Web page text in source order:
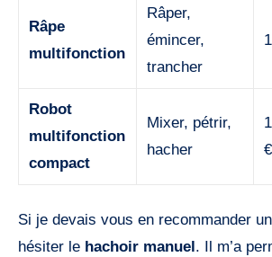
Râpe
multifonction
Râper,
émincer,
trancher
Robot
multifonction
compact
Mixer, pétrir,
hacher
€
Si je devais vous en recommander
hésiter le hachoir manuel . Il m’a